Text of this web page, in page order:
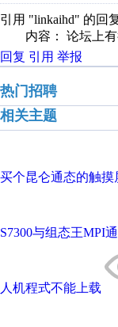
引用 "linkaihd" 的回
内容： 论坛上有
回复 引用 举报
热门招聘
相关主题
买个昆仑通态的触摸
S7300与组态王MPI
人机程式不能上载